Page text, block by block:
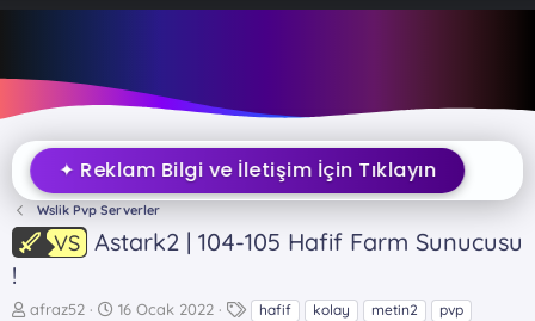
✦ Reklam Bilgi ve İletişim İçin Tıklayın
Wslik Pvp Serverler
VS Astark2 | 104-105 Hafif Farm Sunucusu
!
K
afraz52
B
16 Ocak 2022
E hafif kolay metin2
pvp